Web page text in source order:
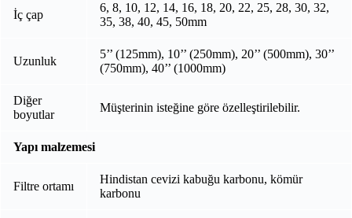
İç çap
6, 8, 10, 12, 14, 16, 18, 20, 22, 25, 28, 30, 32,
35, 38, 40, 45, 50mm
Uzunluk
5’’ (125mm), 10’’ (250mm), 20’’ (500mm), 30’’
(750mm), 40’’ (1000mm)
Diğer
boyutlar
Müşterinin isteğine göre özelleştirilebilir.
Yapı malzemesi
Filtre ortamı
Hindistan cevizi kabuğu karbonu, kömür
karbonu